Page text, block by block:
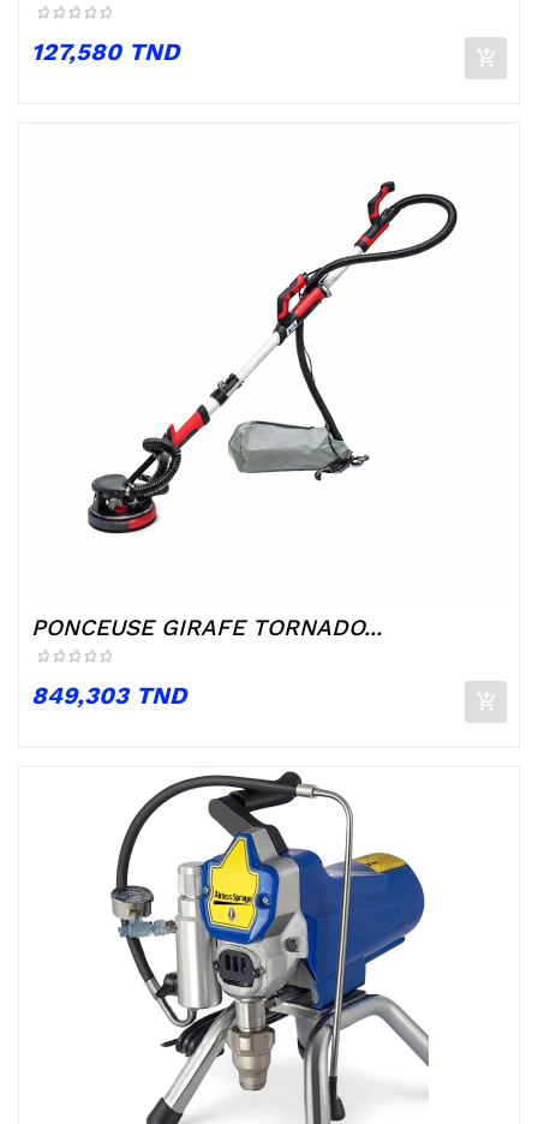
Prix
127,580 TND
PONCEUSE GIRAFE TORNADO...
Prix
849,303 TND